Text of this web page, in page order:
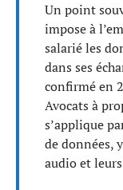
Un point
impose à
salarié les
dans ses
confirmé en
Avocats à
s’applique
de données,
audio et